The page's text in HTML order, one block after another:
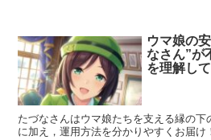
ウマ娘の
なさん”が
を理解し
たづなさんはウマ娘たちを支える縁の
に加え，運用方法を分かりやすくお届け